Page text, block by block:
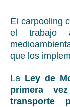
El carpooling
el trabajo
que los
La Ley de
primera
transporte